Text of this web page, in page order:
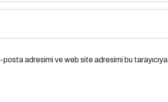
posta adresimi ve web site adresimi bu tarayıcıya